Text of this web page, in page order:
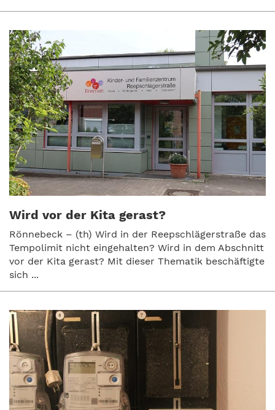
Wird vor der Kita gerast?
Rönnebeck – (th) Wird in der Reepschlägerstraße das
Tempolimit nicht eingehalten? Wird in dem Abschnitt
vor der Kita gerast? Mit dieser Thematik beschäftigte
sich ...